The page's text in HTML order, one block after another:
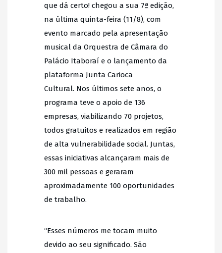
que dá certo! chegou a sua 7ª edição,
na última quinta-feira (11/8), com
evento marcado pela apresentação
musical da Orquestra de Câmara do
Palácio Itaboraí e o lançamento da
plataforma Junta Carioca
Cultural. Nos últimos sete anos, o
programa teve o apoio de 136
empresas, viabilizando 70 projetos,
todos gratuitos e realizados em região
de alta vulnerabilidade social. Juntas,
essas iniciativas alcançaram mais de
300 mil pessoas e geraram
aproximadamente 100 oportunidades
de trabalho.
“Esses números me tocam muito
devido ao seu significado. São